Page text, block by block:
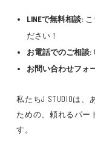
LINEで無料相談:
ださい！
お電話でのご相談:
お問い合わせフォ
私たちJ STUDIOは
ための、頼れるパー
す。